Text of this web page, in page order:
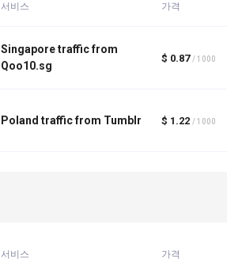
서비스 가격
Singapore traffic from
Qoo10.sg
$ 0.87 / 1000
Poland traffic from Tumblr $ 1.22 / 1000
서비스 가격